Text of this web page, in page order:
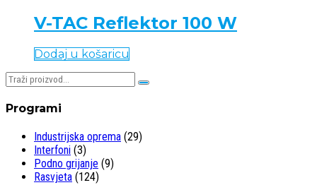
V-TAC Reflektor 100 W
Dodaj u košaricu
Pretraživaj:
Programi
Industrijska oprema (29)
Interfoni (3)
Podno grijanje (9)
Rasvjeta (124)